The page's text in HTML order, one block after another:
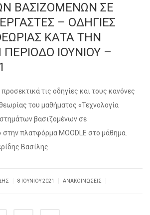
ΒΑΣΙΖΟΜΕΝΩΝ ΣΕ
– ΟΔΗΓΙΕΣ
ΚΑΤΑ ΤΗΝ
ΠΕΡΙΟΔΟ ΙΟΥΝΙΟΥ –
τις οδηγίες και τους κανόνες
του μαθήματος «Τεχνολογία
βασιζομένων σε
στην πλατφόρμα MOODLE στο μάθημα.
Βασίλης
8 ΙΟΥΝΊΟΥ 2021 ΑΝΑΚΟΙΝΏΣΕΙΣ